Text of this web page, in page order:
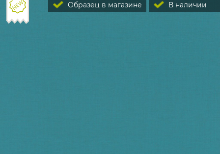
В наличии
Образец в магазине